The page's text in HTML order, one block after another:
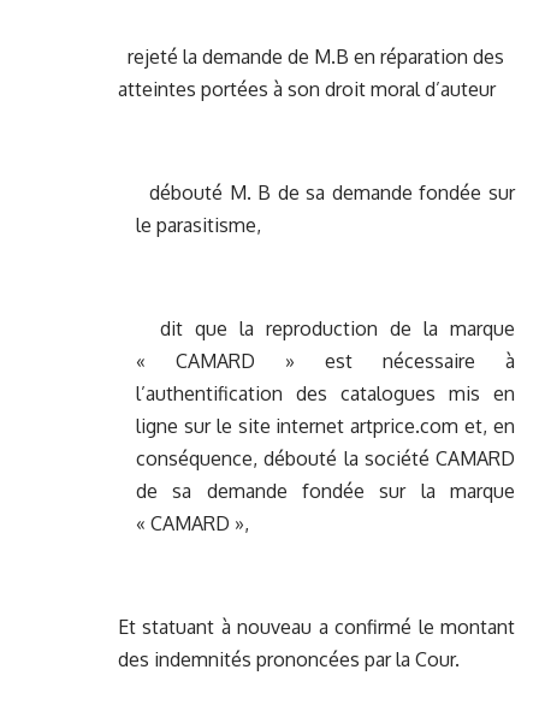
rejeté la demande de M.B en réparation des
atteintes portées à son droit moral d’auteur
débouté M. B de sa demande fondée sur
le parasitisme,
dit que la reproduction de la marque
« CAMARD » est nécessaire à
l’authentification des catalogues mis en
ligne sur le site internet artprice.com et, en
conséquence, débouté la société CAMARD
de sa demande fondée sur la marque
« CAMARD »,
Et statuant à nouveau a confirmé le montant
des indemnités prononcées par la Cour.